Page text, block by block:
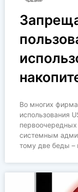
Во многих
использования
первоочередных
системным
тому две беды –